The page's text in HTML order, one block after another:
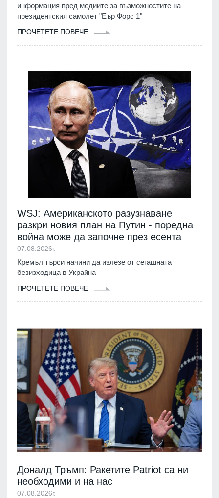
информация пред медиите за възможностите на
президентския самолет "Еър Форс 1"
ПРОЧЕТЕТЕ ПОВЕЧЕ
WSJ: Американското разузнаване
разкри новия план на Путин - поредна
война може да започне през есента
07.08.2026г.
Кремъл търси начини да излезе от сегашната
безизходица в Украйна
ПРОЧЕТЕТЕ ПОВЕЧЕ
Доналд Тръмп: Ракетите Patriot са ни
необходими и на нас
07.08.2026г.